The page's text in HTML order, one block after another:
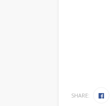
SHARE: